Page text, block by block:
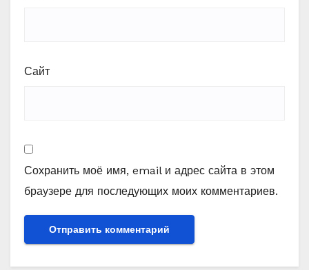
Сайт
Сохранить моё имя, email и адрес сайта в этом
браузере для последующих моих комментариев.